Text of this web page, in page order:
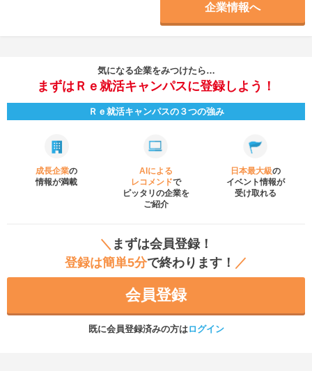
企業情報へ
気になる企業をみつけたら…
まずはＲｅ就活キャンパスに登録しよう！
Ｒｅ就活キャンパスの３つの強み
成長企業の
情報が満載
AIによる
レコメンドで
ピッタリの企業を
ご紹介
日本最大級の
イベント情報が
受け取れる
＼ まずは会員登録！
登録は簡単5分で終わります！ ／
会員登録
既に会員登録済みの方はログイン